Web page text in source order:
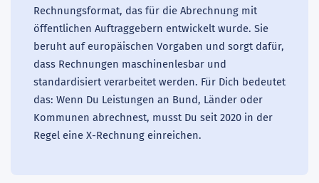
Rechnungsformat, das für die Abrechnung mit
öffentlichen Auftraggebern entwickelt wurde. Sie
beruht auf europäischen Vorgaben und sorgt dafür,
dass Rechnungen maschinenlesbar und
standardisiert verarbeitet werden. Für Dich bedeutet
das: Wenn Du Leistungen an Bund, Länder oder
Kommunen abrechnest, musst Du seit 2020 in der
Regel eine X-Rechnung einreichen.